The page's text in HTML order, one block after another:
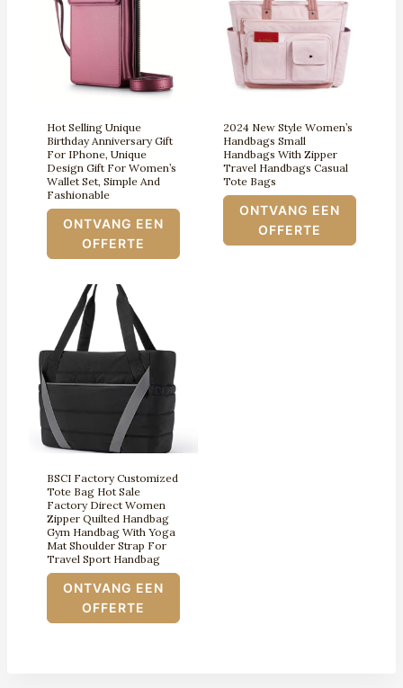
Hot Selling Unique
Birthday Anniversary Gift
For IPhone, Unique
Design Gift For Women’s
Wallet Set, Simple And
Fashionable
ONTVANG EEN
OFFERTE
2024 New Style Women’s
Handbags Small
Handbags With Zipper
Travel Handbags Casual
Tote Bags
ONTVANG EEN
OFFERTE
BSCI Factory Customized
Tote Bag Hot Sale
Factory Direct Women
Zipper Quilted Handbag
Gym Handbag With Yoga
Mat Shoulder Strap For
Travel Sport Handbag
ONTVANG EEN
OFFERTE